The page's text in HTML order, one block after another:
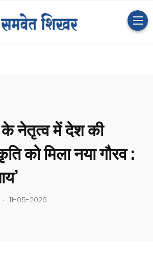
के नेतृत्व में देश की
को मिला नया गौरव :
. 11-05-2026